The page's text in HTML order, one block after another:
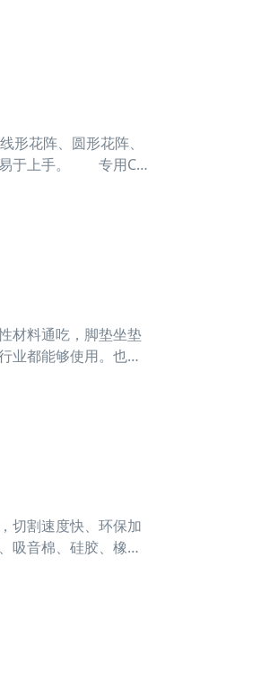
花阵、圆形花阵、
易于上手。 专用CA
材料通吃，脚垫坐垫
业都能够使用。也是
切割速度快、环保加
吸音棉、硅胶、橡